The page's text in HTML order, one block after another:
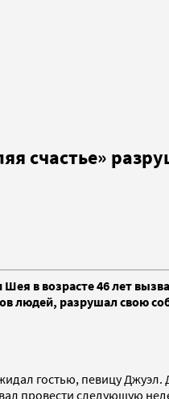
счастье»
Шея в возрасте 46 лет
людей, разрушал свою
гостью, певицу
провести следующую